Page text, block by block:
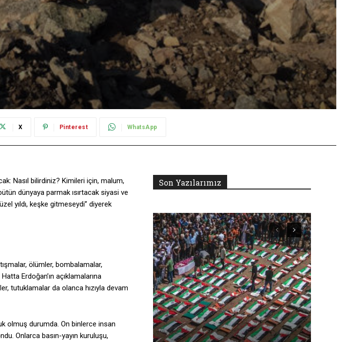
X Pinterest WhatsApp
Nasıl bilirdiniz? Kimileri için, malum,
dünyaya parmak ısırtacak siyasi ve
yıldı, keşke gitmeseydi” diyerek
ölümler, bombalamalar,
Erdoğan’ın açıklamalarına
tutuklamalar da olanca hızıyla devam
olmuş durumda. On binlerce insan
Onlarca basın-yayın kuruluşu,
Son Yazılarımız